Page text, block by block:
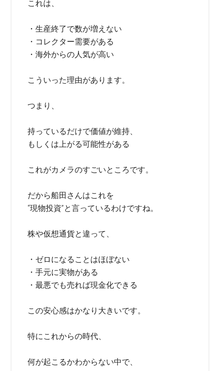
これは、
・生産終了で数が増えない
・コレクター需要がある
・海外からの人気が高い
こういった理由があります。
つまり、
持っているだけで価値が維持、
もしくは上がる可能性がある
これがカメラのすごいところです。
だから船田さんはこれを
“現物投資”と言っているわけですね。
株や仮想通貨と違って、
・ゼロになることはほぼない
・手元に実物がある
・最悪でも売れば現金化できる
この安心感はかなり大きいです。
特にこれからの時代、
何が起こるかわからない中で、